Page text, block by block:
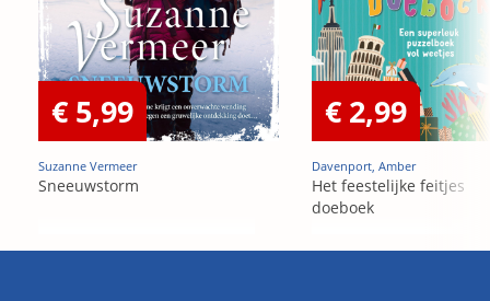
€ 5,99
Suzanne Vermeer
Sneeuwstorm
€ 2,99
Davenport, Amber
Het feestelijke feitjes
doeboek